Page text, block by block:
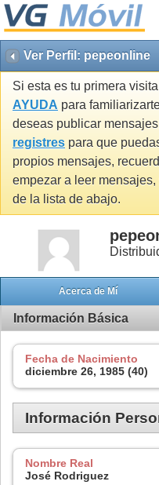
Ver Perfil: pepeonline
Si esta es tu primera
AYUDA para
deseas publicar
registres para que
propios mensajes,
empezar a leer
de la lista de abajo.
Acerca de Mí
Información Básica
Fecha de Nacimiento
diciembre 26, 1985 (40)
Información
Nombre Real
José Rodriguez